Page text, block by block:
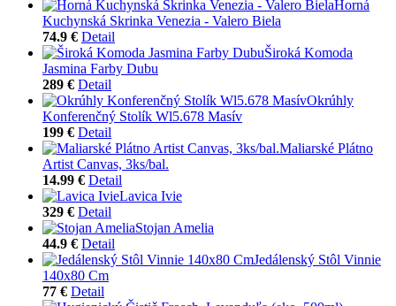
Horná
Kuchynská Skrinka Venezia - Valero Biela
74.9 € Detail
Široká Komoda
Jasmina Farby Dubu
289 € Detail
Okrúhly
Konferenčný Stolík Wl5.678 Masív
199 € Detail
Maliarské Plátno
Artist Canvas, 3ks/bal.
14.99 € Detail
Lavica Ivie
329 € Detail
Stojan Amelia
44.9 € Detail
Jedálenský Stôl Vinnie
140x80 Cm
77 € Detail